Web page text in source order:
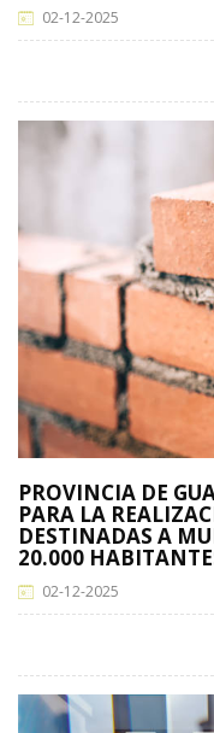
02-12-2025
PROVINCIA DE
PARA LA
DESTINADAS A
20.000
02-12-2025